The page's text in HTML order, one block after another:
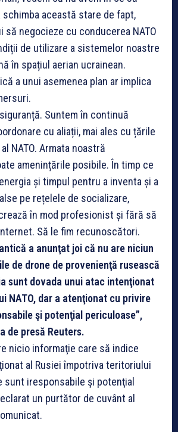
schimba această stare de fapt,
să negocieze cu conducerea NATO
de utilizare a sistemelor noastre
în spațiul aerian ucrainean.
a unui asemenea plan ar implica
Suntem în continuă
cu aliații, mai ales cu țările
NATO. Armata noastră
amenințările posibile. În timp ce
și timpul pentru a inventa și a
pe rețelele de socializare,
în mod profesionist și fără să
Să le fim recunoscători.
a anunţat joi că nu are niciun
de drone de provenienţă rusească
sunt dovada unui atac intenţionat
NATO, dar a atenţionat cu privire
şi potenţial periculoase”,
de presă Reuters.
nicio informaţie care să indice
al Rusiei împotriva teritoriului
sunt iresponsabile şi potenţial
un purtător de cuvânt al